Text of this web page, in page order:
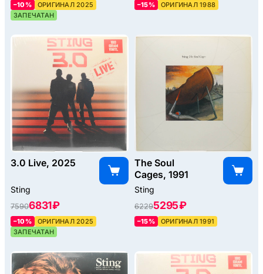
–10%
ОРИГИНАЛ 2025
ЗАПЕЧАТАН
–15% ОРИГИНАЛ 1988
3.0 Live, 2025
Sting
75906831 ₽
–10%
ОРИГИНАЛ 2025
ЗАПЕЧАТАН
The Soul
Cages, 1991
Sting
62295295 ₽
–15% ОРИГИНАЛ 1991